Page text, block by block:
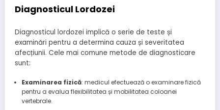
Diagnosticul Lordozei
Diagnosticul lordozei implică o serie de teste și
examinări pentru a determina cauza și severitatea
afecțiunii. Cele mai comune metode de diagnosticare
sunt:
Examinarea fizică: medicul efectuează o examinare fizică
pentru a evalua flexibilitatea și mobilitatea coloanei
vertebrale.